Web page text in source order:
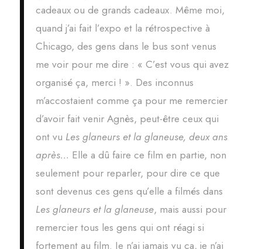
cadeaux ou de grands cadeaux. Même moi,
quand j’ai fait l’expo et la rétrospective à
Chicago, des gens dans le bus sont venus
me voir pour me dire : « C’est vous qui avez
organisé ça, merci ! ». Des inconnus
m’accostaient comme ça pour me remercier
d’avoir fait venir Agnès, peut-être ceux qui
ont vu Les glaneurs et la glaneuse, deux ans
après… Elle a dû faire ce film en partie, non
seulement pour reparler, pour dire ce que
sont devenus ces gens qu’elle a filmés dans
Les glaneurs et la glaneuse, mais aussi pour
remercier tous les gens qui ont réagi si
fortement au film. Je n’ai jamais vu ça, je n’ai